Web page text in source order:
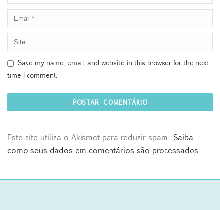
Save my name, email, and website in this browser for the next
time I comment.
Este site utiliza o Akismet para reduzir spam. Saiba
como seus dados em comentários são processados.